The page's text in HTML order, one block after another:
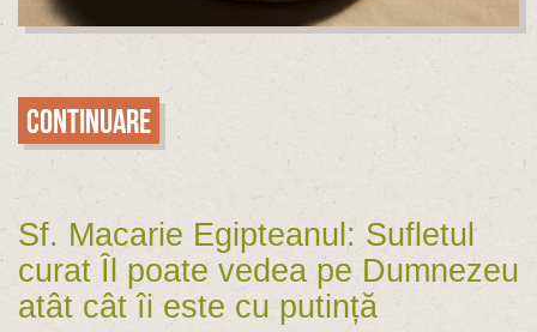
Continuare
Sf. Macarie Egipteanul: Sufletul
curat Îl poate vedea pe Dumnezeu
atât cât îi este cu putință